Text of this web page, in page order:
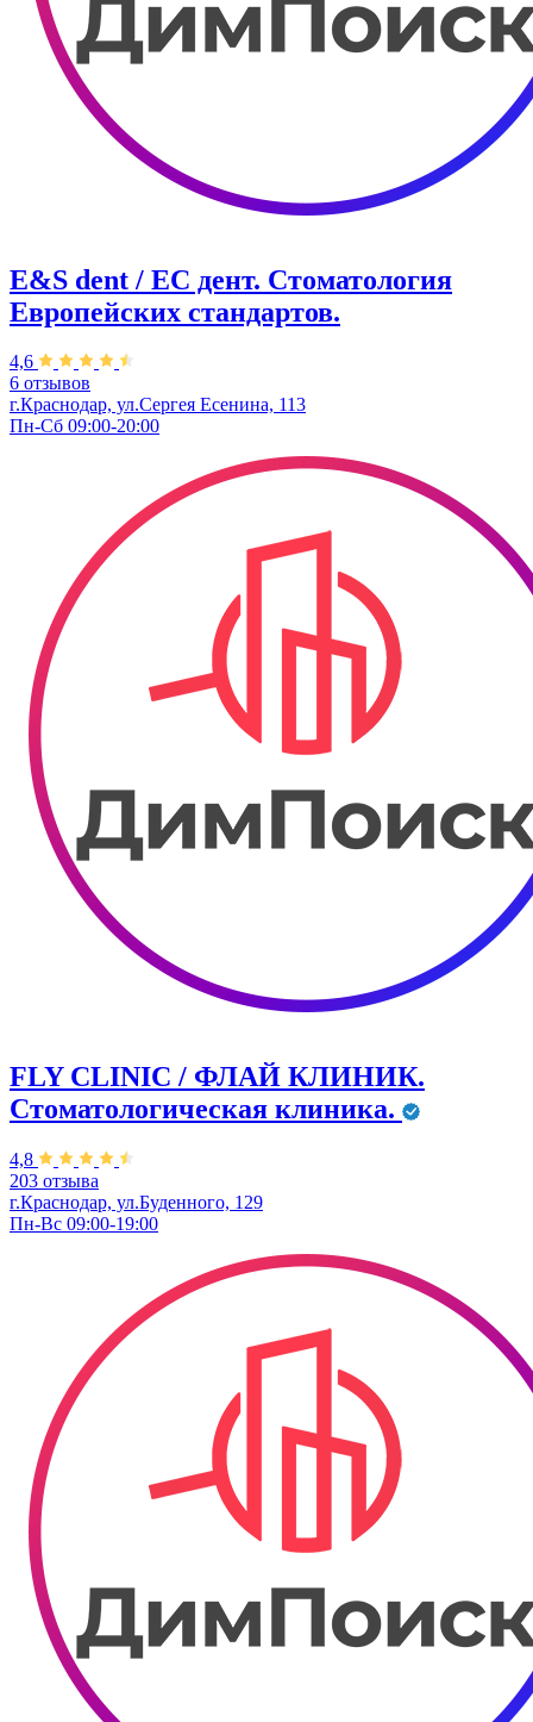
E&S dent / ЕС дент. Стоматология
Европейских стандартов.
4,6
6 отзывов
г.Краснодар, ул.Сергея Есенина, 113
Пн-Сб 09:00-20:00
FLY CLINIC / ФЛАЙ КЛИНИК.
Стоматологическая клиника.
4,8
203 отзыва
г.Краснодар, ул.Буденного, 129
Пн-Вс 09:00-19:00